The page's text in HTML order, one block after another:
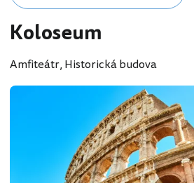
Koloseum
Amfiteátr, Historická budova